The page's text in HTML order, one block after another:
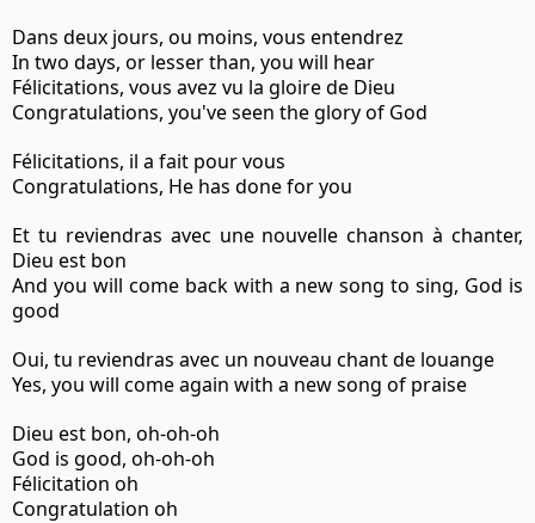
Dans deux jours, ou moins, vous entendrez
In two days, or lesser than, you will hear
Félicitations, vous avez vu la gloire de Dieu
Congratulations, you've seen the glory of God
Félicitations, il a fait pour vous
Congratulations, He has done for you
Et tu reviendras avec une nouvelle chanson à chanter,
Dieu est bon
And you will come back with a new song to sing, God is
good
Oui, tu reviendras avec un nouveau chant de louange
Yes, you will come again with a new song of praise
Dieu est bon, oh-oh-oh
God is good, oh-oh-oh
Félicitation oh
Congratulation oh